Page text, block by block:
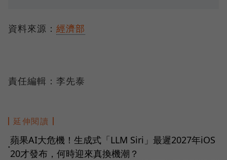
資料來源： 經濟部
責任編輯：李先泰
延伸閱讀
●
蘋果AI大危機！生成式「LLM Siri」最遲2027年iOS
20才發布，何時迎來真換機潮？